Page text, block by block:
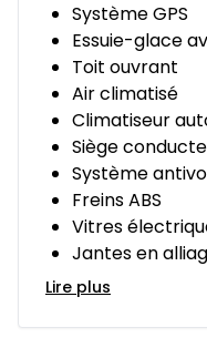
Système GPS
Essuie-glace
Toit ouvrant
Air climatisé
Climatiseur
Siège
Système
Freins ABS
Vitres
Jantes en
Lire plus